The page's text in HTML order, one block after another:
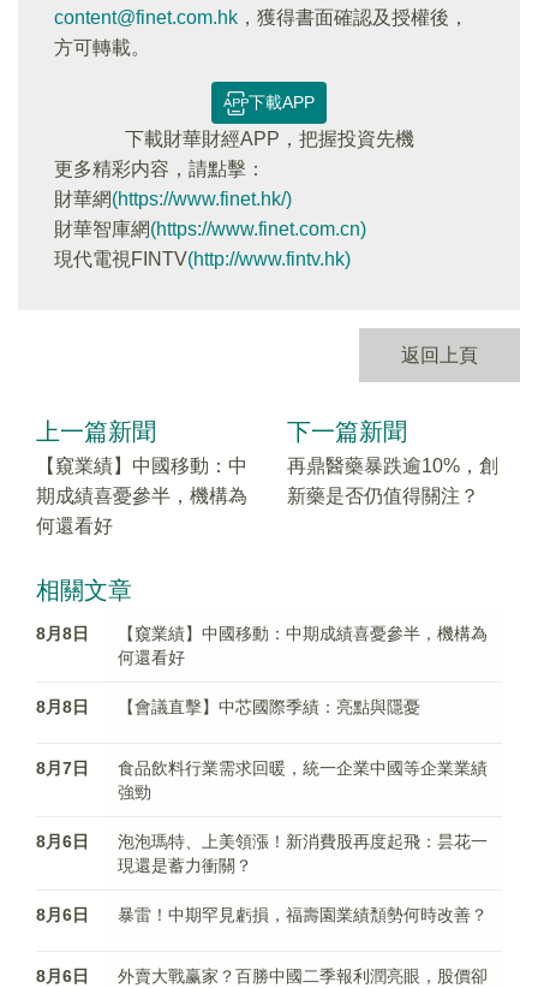
content@finet.com.hk ，獲得書面確認及授權後，
方可轉載。
下載APP
下載財華財經APP，把握投資先機
更多精彩内容，請點擊：
財華網(https://www.finet.hk/)
財華智庫網(https://www.finet.com.cn)
現代電視FINTV(http://www.fintv.hk)
返回上頁
上一篇新聞
【窺業績】中國移動：中
期成績喜憂參半，機構為
何還看好
下一篇新聞
再鼎醫藥暴跌逾10%，創
新藥是否仍值得關注？
相關文章
8月8日
【窺業績】中國移動：中期成績喜憂參半，機構為
何還看好
8月8日 【會議直擊】中芯國際季績：亮點與隱憂
8月7日
食品飲料行業需求回暖，統一企業中國等企業業績
強勁
8月6日
泡泡瑪特、上美領漲！新消費股再度起飛：昙花一
現還是蓄力衝關？
8月6日 暴雷！中期罕見虧損，福壽園業績頹勢何時改善？
8月6日
外賣大戰赢家？百勝中國二季報利潤亮眼，股價卻